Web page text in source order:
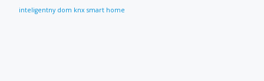
inteligentny dom knx smart home